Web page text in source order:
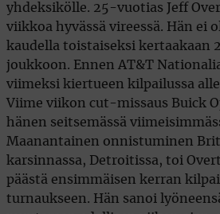
yhdeksikölle. 25-vuotias Jeff
viikkoa hyvässä vireessä. Hän ei
kaudella toistaiseksi kertaakaan
joukkoon. Ennen AT&T
viimeksi kiertueen kilpailussa alle
Viime viikon cut-missaus Buick
hänen seitsemässä
Maanantainen onnistuminen
karsinnassa, Detroitissa, toi
päästä ensimmäisen kerran
turnaukseen. Hän sanoi